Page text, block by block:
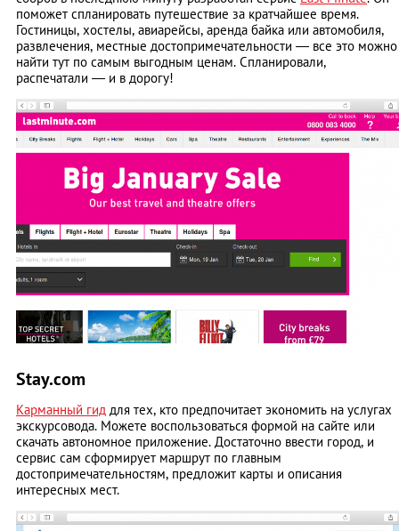
поможет спланировать путешествие за кратчайшее время.
Гостиницы, хостелы, авиарейсы, аренда байка или автомобиля,
развлечения, местные достопримечательности — все это можно
найти тут по самым выгодным ценам. Спланировали,
распечатали — и в дорогу!
Stay.com
Карманный гид для тех, кто предпочитает экономить на услугах
экскурсовода. Можете воспользоваться формой на сайте или
скачать автономное приложение. Достаточно ввести город, и
сервис сам сформирует маршрут по главным
достопримечательностям, предложит карты и описания
интересных мест.